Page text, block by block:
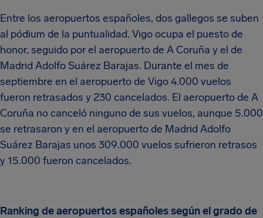
Entre los aeropuertos españoles, dos gallegos se suben
al pódium de la puntualidad. Vigo ocupa el puesto de
honor, seguido por el aeropuerto de A Coruña y el de
Madrid Adolfo Suárez Barajas. Durante el mes de
septiembre en el aeropuerto de Vigo 4.000 vuelos
fueron retrasados y 230 cancelados. El aeropuerto de A
Coruña no canceló ninguno de sus vuelos, aunque 5.000
se retrasaron y en el aeropuerto de Madrid Adolfo
Suárez Barajas unos 309.000 vuelos sufrieron retrasos
y 15.000 fueron cancelados.
Ranking de aeropuertos españoles según el grado de